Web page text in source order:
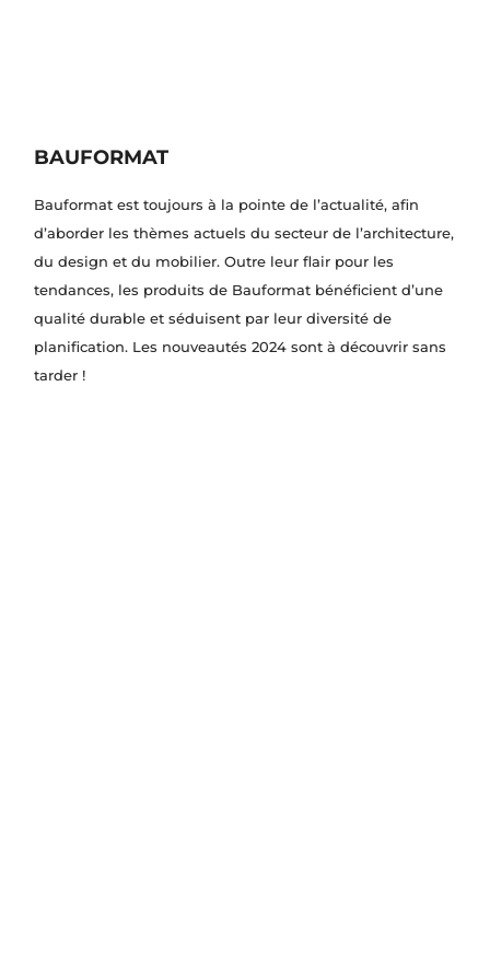
BAUFORMAT
Bauformat est toujours à la pointe de l’actualité, afin
d’aborder les thèmes actuels du secteur de l’architecture,
du design et du mobilier. Outre leur flair pour les
tendances, les produits de Bauformat bénéficient d’une
qualité durable et séduisent par leur diversité de
planification. Les nouveautés 2024 sont à découvrir sans
tarder !